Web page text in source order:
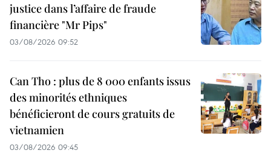
justice dans l’affaire de fraude
financière "Mr Pips"
03/08/2026 09:52
Can Tho : plus de 8 000 enfants issus
des minorités ethniques
bénéficieront de cours gratuits de
vietnamien
03/08/2026 09:45